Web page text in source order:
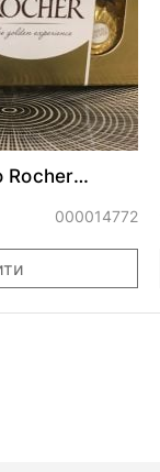
Rocher
000014772